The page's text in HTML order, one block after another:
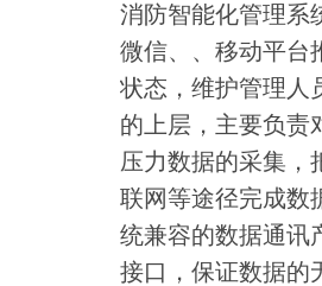
消防智能化管理系
微信、、移动平台
状态，维护管理人
的上层，主要负责
压力数据的采集，
联网等途径完成数
统兼容的数据通讯
接口，保证数据的